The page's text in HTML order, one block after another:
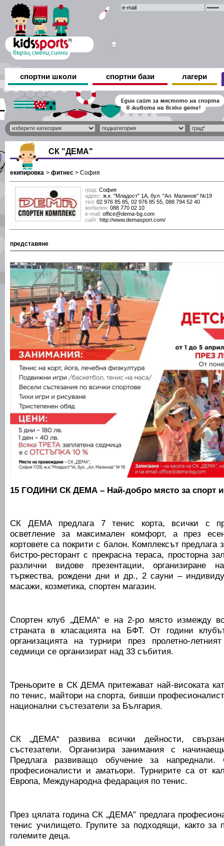
спортни школи спортни бази лагери
СК "ДЕМА"
екипировка > фитнес > София
град: София
адрес: ж.к. "Младост" 1А, бул. "Ал. Малинов" №19
тел: 02 976 85 85, 02 976 85 55, 088 794 52 40
мобилен: 088 770 02 10
е-mail: office@dema-bg.com
сайт: http://www.demasport.com/
представяне
15 ГОДИНИ СК ДЕМА – Най-добро място за спорт и
СК ДЕМА предлага 7 тенис корта, всички с
осветление за максимален комфорт, а през
кортовете са покрити с балон. Комплексът предлага
бистро-ресторант с прекрасна тераса, просторна
различни видове презентации,
тържества, рождени дни и др., 2 сауни –
масажи, козметика, спортен магазин.
Спортен клуб „ДЕМА“ е на 2-ро място измежду
страната в класацията на БФТ. От години
организацията на турнири през пролетно-
седмици се организират над 33 събития.
Треньорите в СК ДЕМА притежават най-високата
по тенис, майтори на спорта, бивши
национални състезатели за България.
СК „ДЕМА“ развива всички дейности,
състезатели. Организира занимания с
Предлага развиващо обучение за напреднали.
професионалисти и аматьори. Турнирите са от
Европа, Международна федарация по тенис.
През цялата година СК „ДЕМА” предлага
тенис училището. Групите за подходящи, както за
големите деца.